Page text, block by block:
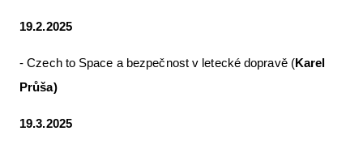
19.2.2025
- Czech to Space a bezpečnost v letecké dopravě (Karel
Průša)
19.3.2025